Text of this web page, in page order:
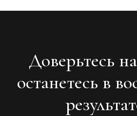
Доверьтесь
останетесь в